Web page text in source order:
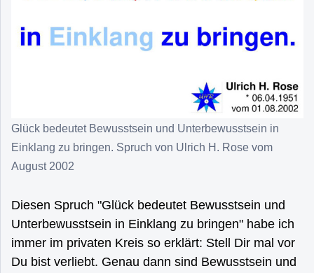
Glück bedeutet Bewusstsein und Unterbewusstsein in
Einklang zu bringen. Spruch von Ulrich H. Rose vom
August 2002
Diesen Spruch "Glück bedeutet Bewusstsein und
Unterbewusstsein in Einklang zu bringen" habe ich
immer im privaten Kreis so erklärt: Stell Dir mal vor
Du bist verliebt. Genau dann sind Bewusstsein und